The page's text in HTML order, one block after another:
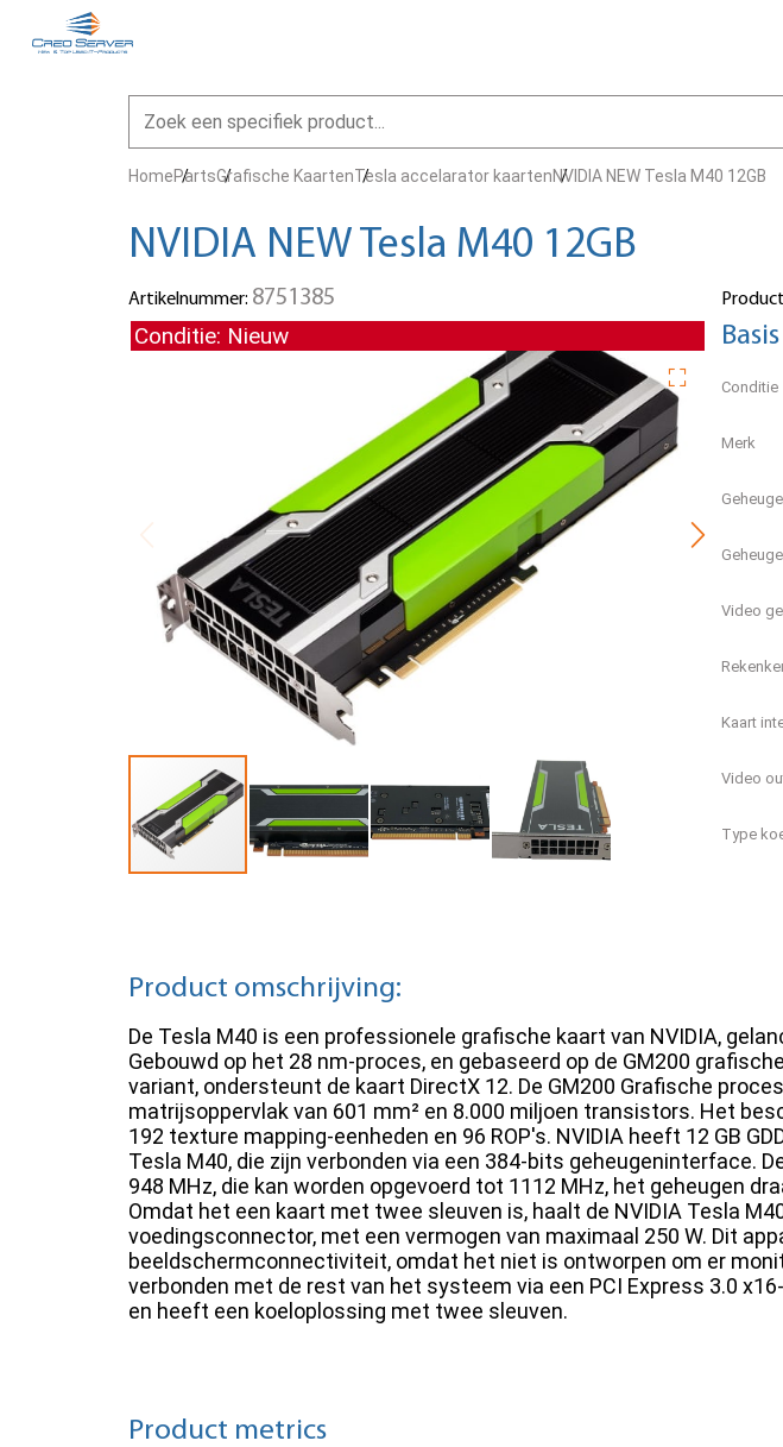
HomePartsGrafische KaartenTesla accelarator kaartenNVIDIA NEW Tesla M40 12GB
NVIDIA NEW Tesla M40 12GB
Artikelnummer: 8751385
Conditie: Nieuw
Conditie
Merk
Video
Kaart
Video
Type
Product omschrijving:
De Tesla M40 is een professionele grafische kaart van NVIDIA,
Gebouwd op het 28 nm-proces, en gebaseerd op de GM200
variant, ondersteunt de kaart DirectX 12. De GM200 Grafische
matrijsoppervlak van 601 mm² en 8.000 miljoen transistors. Het
192 texture mapping-eenheden en 96 ROP's. NVIDIA heeft 12 GB
Tesla M40, die zijn verbonden via een 384-bits geheugeninterface.
948 MHz, die kan worden opgevoerd tot 1112 MHz, het geheugen
Omdat het een kaart met twee sleuven is, haalt de NVIDIA Tesla
voedingsconnector, met een vermogen van maximaal 250 W. Dit
beeldschermconnectiviteit, omdat het niet is ontworpen om er
verbonden met de rest van het systeem via een PCI Express 3.0
en heeft een koeloplossing met twee sleuven.
Product metrics